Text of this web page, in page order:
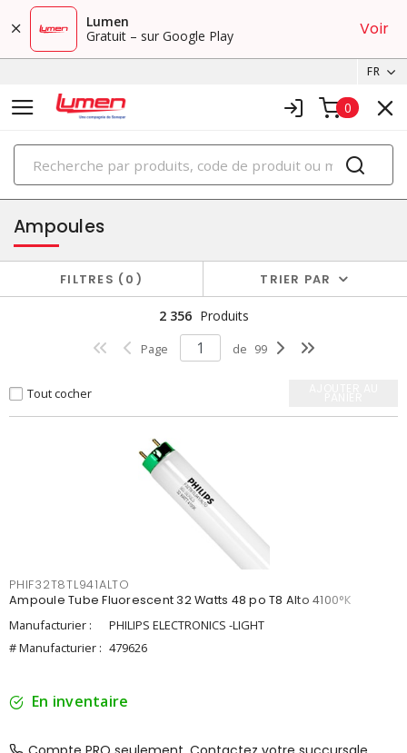
Lumen
Gratuit – sur Google Play
Voir
FR
0
PRODUITS
éclairage
Ampoules
FILTRES 0 TRIER PAR
2 356 Produits
Page de 99
Tout cocher
PHIF32T8TL941ALTO
Ampoule Tube Fluorescent 32 Watts 48 po T8 Alto 4100°K
Manufacturier :
PHILIPS ELECTRONICS -LIGHT
# Manufacturier : 479626
En inventaire